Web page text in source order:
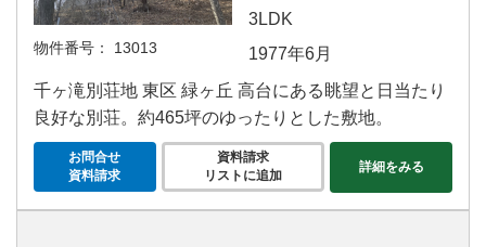
物件番号： 13013
3LDK
1977年6月
千ヶ滝別荘地 東区 緑ヶ丘 高台にある眺望と日当たり
良好な別荘。約465坪のゆったりとした敷地。
お問合せ
資料請求
資料請求
リストに追加
詳細をみる